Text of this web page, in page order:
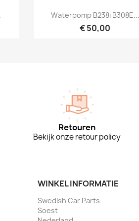
Snel bekijken
Waterpomp B238i B308E...
€ 50,00
Retouren
Bekijk onze retour policy
WINKEL INFORMATIE
Swedish Car Parts
Soest